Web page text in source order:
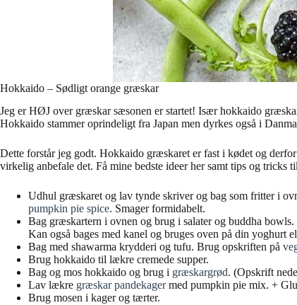
Hokkaido – Sødligt orange græskar
Jeg er HØJ over græskar sæsonen er startet! Især hokkaido
Hokkaido stammer oprindeligt fra Japan men dyrkes også i
Dette forstår jeg godt. Hokkaido græskaret er fast i kødet og
virkelig anbefale det. Få mine bedste ideer her samt tips og tricks
Udhul græskaret og lav tynde skriver og bag som fritter i
pumpkin pie spice. Smager formidabelt.
Bag græskartern i ovnen og brug i salater og buddha bowls.
Kan også bages med kanel og bruges oven på din yoghurt
Bag med shawarma krydderi og tufu. Brug opskriften på
Brug hokkaido til lækre cremede supper.
Bag og mos hokkaido og brug i græskargrød. (Opskrift
Lav lækre græskar pandekagermed pumpkin pie mix. +
Brug mosen i kager og tærter.